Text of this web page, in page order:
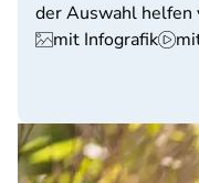
der Auswahl helfen
mit Infografik